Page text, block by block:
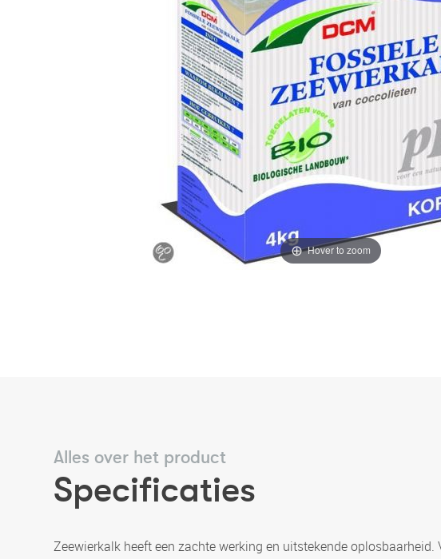
Hover to zoom
Alles over het product
Specificaties
Zeewierkalk heeft een zachte werking en uitstekende